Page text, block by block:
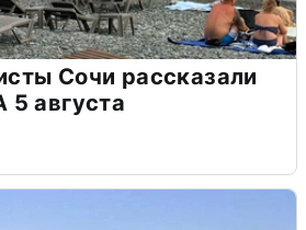
Сочи рассказали
5 августа